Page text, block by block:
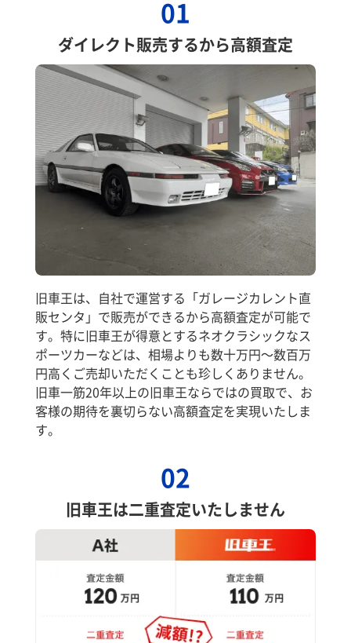
01
ダイレクト販売するから高額査定
旧車王は、自社で運営する「ガレージカレント直
販センタ」で販売ができるから高額査定が可能で
す。特に旧車王が得意とするネオクラシックなス
ポーツカーなどは、相場よりも数十万円～数百万
円高くご売却いただくことも珍しくありません。
旧車一筋20年以上の旧車王ならではの買取で、お
客様の期待を裏切らない高額査定を実現いたしま
す。
02
旧車王は二重査定いたしません